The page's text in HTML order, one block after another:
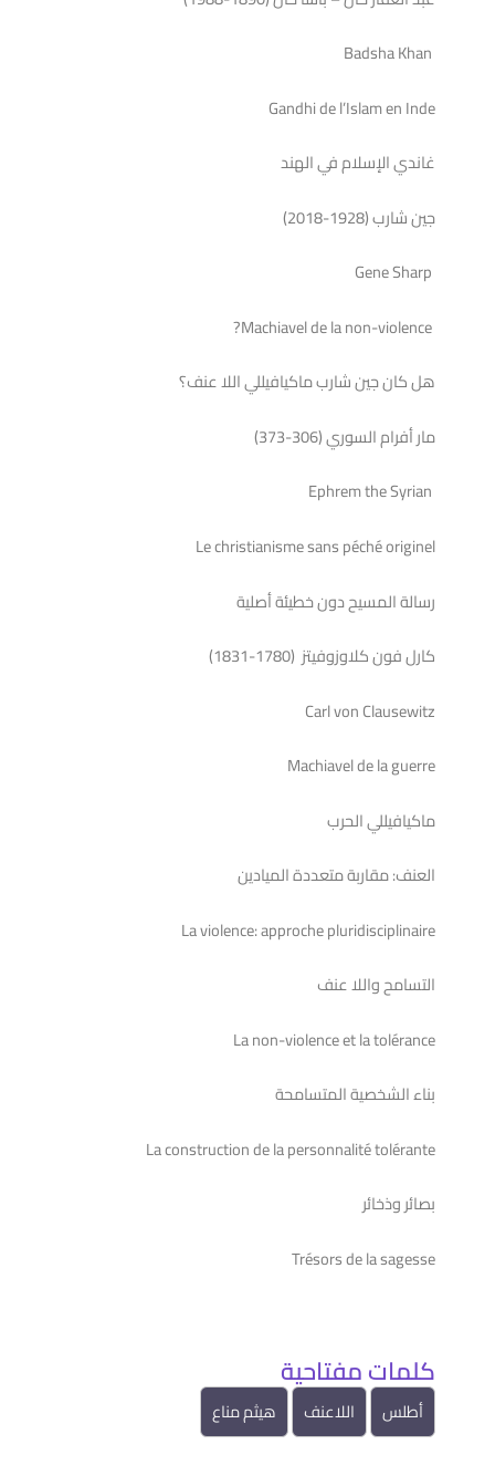
ما بعد الدولة: كيف أعادت الحرب تشكيل الاقتصاد
والسلطة في سوريا
Gandhi de l’Islam en Inde
غاندي الإسلام في الهند
جين شارب (1928-2018)
هل كان جين شارب ماكيافيللي اللا عنف؟
مار أفرام السوري (306-373)
Le christianisme sans péché originel
رسالة المسيح دون خطيئة أصلية
كارل فون كلاوزوفيتز (1780-1831)
Carl von Clausewitz
Machiavel de la guerre
ماكيافيللي الحرب
العنف: مقاربة متعددة الميادين
La violence: approche pluridisciplinaire
التسامح واللا عنف
La non-violence et la tolérance
بناء الشخصية المتسامحة
La construction de la personnalité tolérante
بصائر وذخائر
Trésors de la sagesse
كلمات مفتاحية
أطلس اللاعنف هيثم مناع